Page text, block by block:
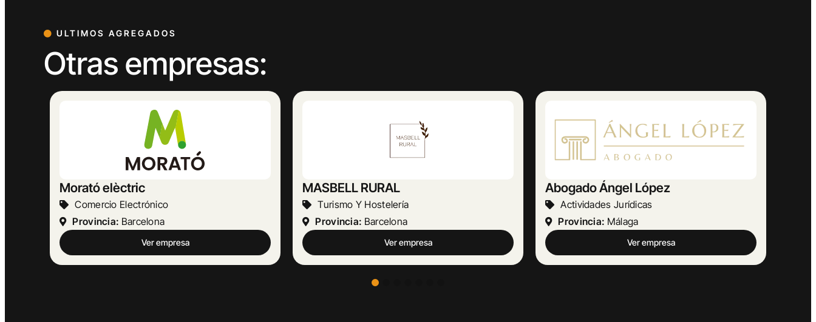
ULTIMOS AGREGADOS
Otras empresas:
MASBELL RURAL
Turismo Y Hostelería
Provincia: Barcelona
Ver empresa
Abogado Ángel López
Actividades Jurídicas
Provincia: Málaga
Ver empresa
AMETRINA MUSIC
Otras Actividades Empresariales
Provincia: Barcelona
Ver empresa